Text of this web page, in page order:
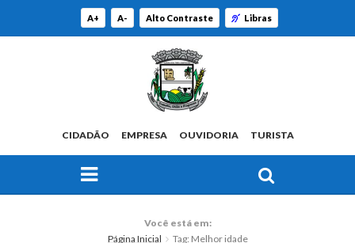
A+ A- Alto Contraste Libras
CIDADÃO EMPRESA OUVIDORIA TURISTA
Você está em:
Página Inicial
Tag: Melhor idade